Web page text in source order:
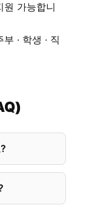
원 가능합니
· 학생 · 직